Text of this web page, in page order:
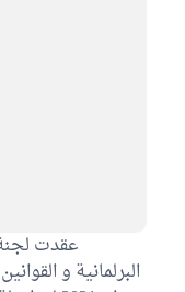
عقدت لجنة